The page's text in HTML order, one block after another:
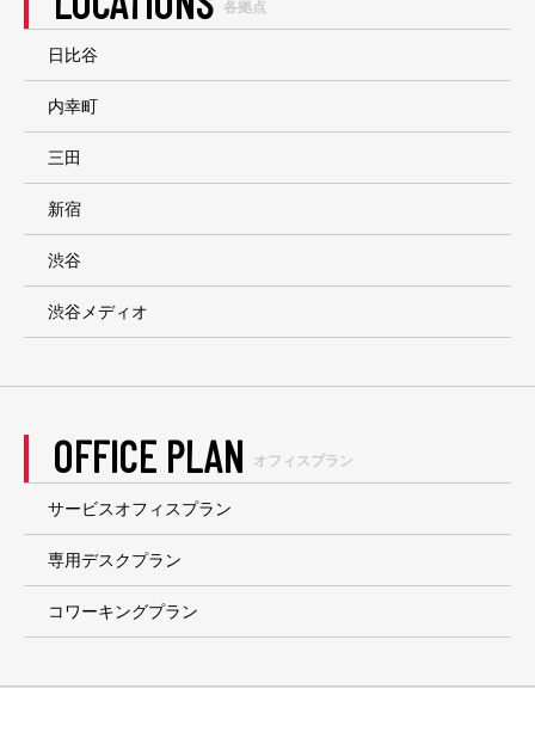
各拠点
日比谷
内幸町
三田
新宿
渋谷
渋谷メディオ
OFFICE PLAN オフィスプラン
サービスオフィスプラン
専用デスクプラン
コワーキングプラン